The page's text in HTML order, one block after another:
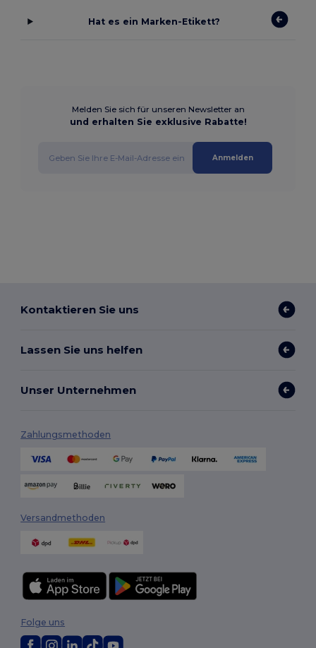
Hat es ein Marken-Etikett?
Melden Sie sich für unseren Newsletter an
und erhalten Sie exklusive Rabatte!
Anmelden
Kontaktieren Sie uns
Lassen Sie uns helfen
Unser Unternehmen
Zahlungsmethoden
Versandmethoden
Folge uns